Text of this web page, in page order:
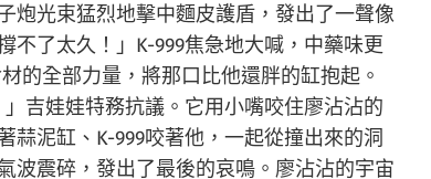
炮光束猛烈地擊中麵皮護盾，發出了一聲像
了太久！」K-999焦急地大喊，中藥味更
的全部力量，將那口比他還胖的缸抱起。
吉娃娃特務抗議。它用小嘴咬住廖沾沾的
泥缸、K-999咬著他，一起從撞出來的洞
波震碎，發出了最後的哀鳴。廖沾沾的宇宙